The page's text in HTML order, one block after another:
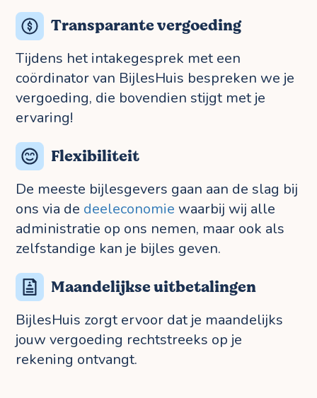
Transparante vergoeding
Tijdens het intakegesprek met een
coördinator van BijlesHuis bespreken we je
vergoeding, die bovendien stijgt met je
ervaring!
Flexibiliteit
De meeste bijlesgevers gaan aan de slag bij
ons via de deeleconomie waarbij wij alle
administratie op ons nemen, maar ook als
zelfstandige kan je bijles geven.
Maandelijkse uitbetalingen
BijlesHuis zorgt ervoor dat je maandelijks
jouw vergoeding rechtstreeks op je
rekening ontvangt.